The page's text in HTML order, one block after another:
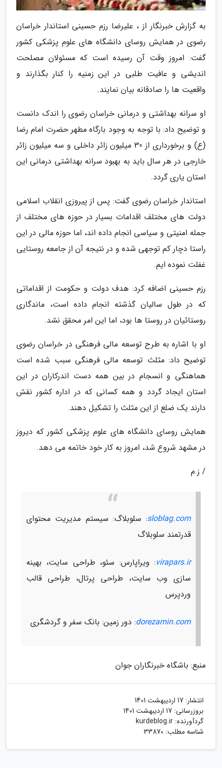
به گزارش خبرنگار از ، علیرضا رزم حسینی استاندار خراسان
رضوی در همایش روسای دانشگاه های علوم پزشکی کشور
گفت: امروز وقت آن رسیده است که مسئولان مصلحت
اندیشی و عافیت طلبی در این زمنیه را کنار بگذارند و
واقعیت ها را صادقانه بیان نمایند.
او سرانه بهداشتی و درمانی خراسان رضوی را اندک دانست
و توضیح داد: با توجه به وجود بارگاه مطهر حضرت امام رضا
(ع) و برخورداری از 30 میلیون زائر داخلی و سه میلیون زائر
خارجی در هر سال باید به بهبود سرانه بهداشتی درمانی این
استان یاری گردد.
استاندار خراسان رضوی گفت: پس از پیروزی انقلاب اسلامی
دولت های مختلف اقدامات بسیار در حوزه های مختلف از
جمله امنیتی و سیاسی انجام داده اند، اما حوزه مالی در این
راستا دچار کم توجهی شده و در نتیجه آن از جامعه روستایی
غفلت نموده ایم.
رزم حسینی اضافه کرد: هدف دولت و حکومت از اقداماتی
که در طول سالیان گذشته انجام داده است، ماندگاری
روستائیان در روستا ها بود، اما این امر محقق نشد.
او با اشاره به طرح توسعه مالی فرهنگی در خراسان رضوی
توضیح داد: مثلث توسعه مالی فرهنگی سبب شده است
هماهنگی و انسجام در بین همه دست اندرکاران در این
استان ایجاد گردد و همه کسانی که در اداره کشور نقش
دارند یک ضلع از این مثلث را تشکیل دهند.
همایش روسای دانشگاه های علوم پزشکی کشور که دیروز
در مشهد شروع شد، امروز به کار خود خاتمه می دهد.
/ ز.م
sloblag.com: سلوبلاگ: سیستم مدیریت محتوای
قدرتمند سلوبلاگ
virapars.ir: ویراپارس: سئو، طراحی سایت، بهینه
سازی وب سایت، طراحی پرتال، طراحی قالب
وردپرس
dorezamin.com: دور زمین: بانک سفر و گردشگری
منبع: باشگاه خبرنگاران جوان
انتشار: 17 اردیبهشت 1401
بروزرسانی: 17 اردیبهشت 1401
گردآورنده: kurdeblog.ir
شناسه مطلب: 33870